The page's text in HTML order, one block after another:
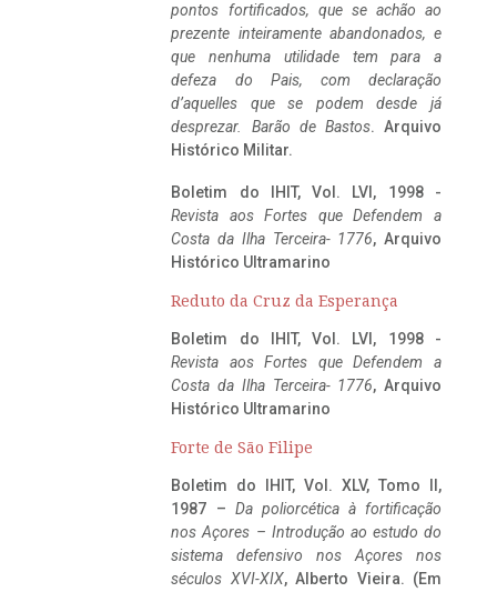
pontos fortificados, que se achão ao
prezente inteiramente abandonados, e
que nenhuma utilidade tem para a
defeza do Pais, com declaração
d’aquelles que se podem desde já
desprezar. Barão de Bastos. Arquivo
Histórico Militar.
Boletim do IHIT, Vol. LVI, 1998 -
Revista aos Fortes que Defendem a
Costa da Ilha Terceira- 1776, Arquivo
Histórico Ultramarino
Reduto da Cruz da Esperança
Boletim do IHIT, Vol. LVI, 1998 -
Revista aos Fortes que Defendem a
Costa da Ilha Terceira- 1776, Arquivo
Histórico Ultramarino
Forte de São Filipe
Boletim do IHIT, Vol. XLV, Tomo II,
1987 – Da poliorcética à fortificação
nos Açores – Introdução ao estudo do
sistema defensivo nos Açores nos
séculos XVI-XIX, Alberto Vieira. (Em